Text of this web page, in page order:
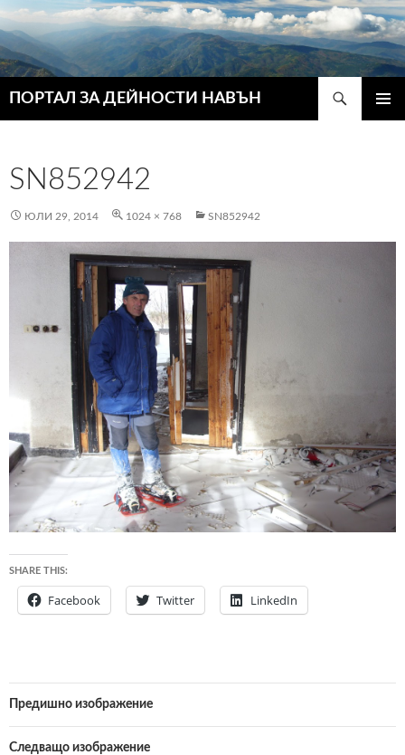
ПОРТАЛ ЗА ДЕЙНОСТИ НАВЪН
SN852942
ЮЛИ 29, 2014 1024 × 768 SN852942
SHARE THIS:
Facebook Twitter LinkedIn
Предишно изображение
Следващо изображение